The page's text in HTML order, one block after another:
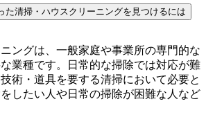
た清掃・ハウスクリーニングを見つけるには
ングは、一般家庭や事業所の専門的な
業種です。日常的な掃除では対応が難
術・道具を要する清掃において必要と
したい人や日常の掃除が困難な人など